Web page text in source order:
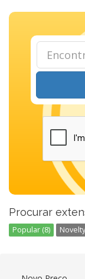
Procurar
Popular (8)